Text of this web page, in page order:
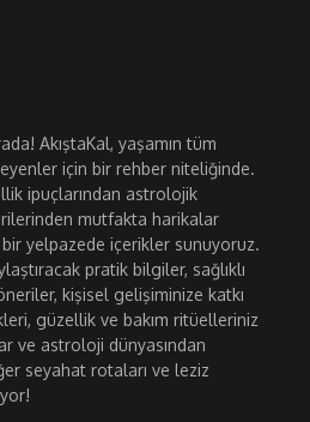
AkıştaKal, yaşamın tüm
için bir rehber niteliğinde.
ipuçlarından astrolojik
mutfakta harikalar
yelpazede içerikler sunuyoruz.
pratik bilgiler, sağlıklı
kişisel gelişiminize katkı
güzellik ve bakım ritüelleriniz
ve astroloji dünyasından
seyahat rotaları ve leziz